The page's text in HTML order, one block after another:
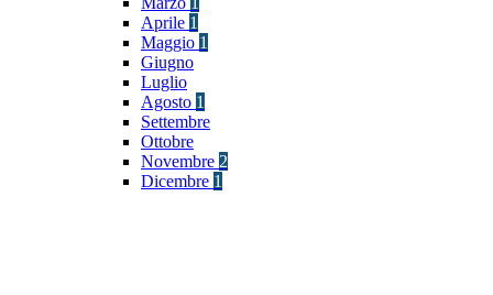
Aprile 1
Maggio 1
Giugno
Luglio
Agosto 1
Settembre
Ottobre
Novembre 2
Dicembre 1